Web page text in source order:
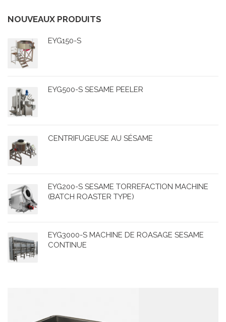
NOUVEAUX PRODUITS
EYG150-S
EYG500-S SESAME PEELER
CENTRIFUGEUSE AU SÉSAME
EYG200-S SESAME TORREFACTION MACHINE
(BATCH ROASTER TYPE)
EYG3000-S MACHINE DE ROASAGE SESAME
CONTINUE